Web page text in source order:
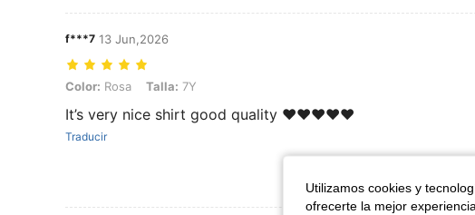
f***7 13 Jun,2026
Color: Rosa, Talla: 7Y
Color: Rosa Talla: 7Y
It’s very nice shirt good quality ❤️❤️❤️❤️❤️
Traducir
Utilizamos cookies y
ofrecerte la mejor